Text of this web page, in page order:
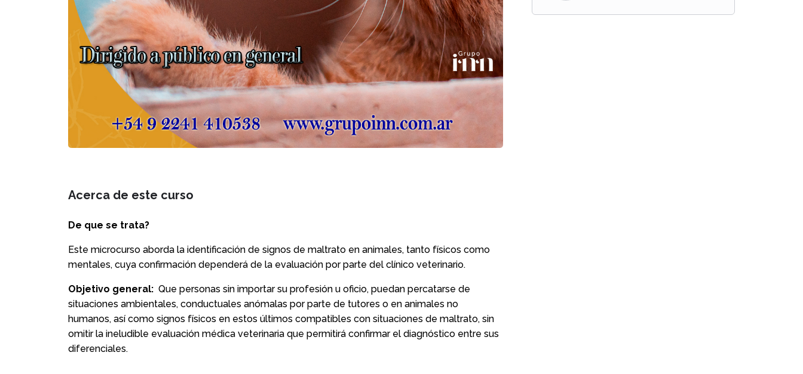
Acerca de este curso
De que se trata?
Este microcurso aborda la identificación de signos de maltrato en animales, tanto físicos como
mentales, cuya confirmación dependerá de la evaluación por parte del clínico veterinario.
Objetivo general: Que personas sin importar su profesión u oficio, puedan percatarse de
situaciones ambientales, conductuales anómalas por parte de tutores o en animales no
humanos, así como signos físicos en estos últimos compatibles con situaciones de maltrato, sin
omitir la ineludible evaluación médica veterinaria que permitirá confirmar el diagnóstico entre sus
diferenciales.